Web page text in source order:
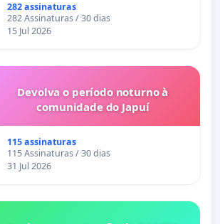
282 assinaturas
282 Assinaturas / 30 dias
15 Jul 2026
Devolva o período noturno à
comunidade do Japuí
115 assinaturas
115 Assinaturas / 30 dias
31 Jul 2026